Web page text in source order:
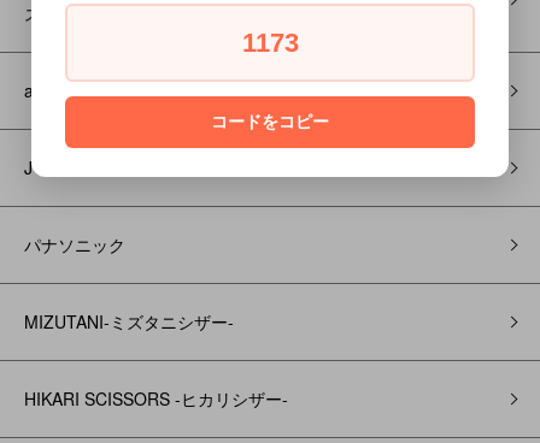
スポイント-
and B‐アンドビー‐
J R L バリカン＆トリマー
パナソニック
MIZUTANI-ミズタニシザー-
HIKARI SCISSORS -ヒカリシザー-
1173
コードをコピー